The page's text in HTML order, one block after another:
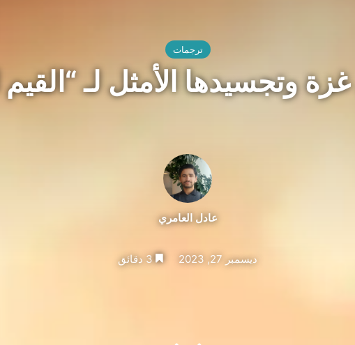
ترجمات
وتجسيدها الأمثل لـ “القيم
عادل العامري
ديسمبر 27, 2023 3 دقائق